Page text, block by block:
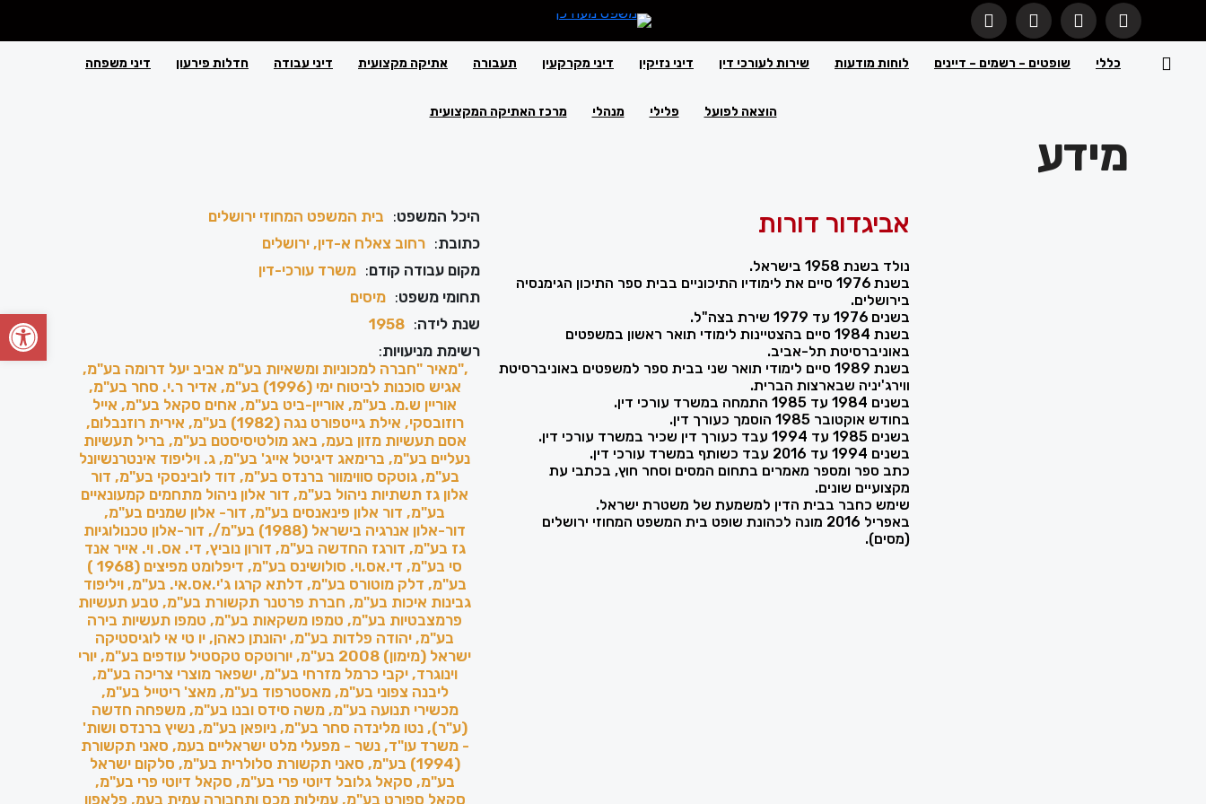
כללי שופטים – רשמים – דיינים לוחות מודעות שירות לעורכי דין דיני נזיקין דיני מקרקעין תעבורה אתיקה מקצועית דיני עבודה חדלות פירעון דיני משפחה
הוצאה לפועל פלילי מנהלי מרכז האתיקה המקצועית
מידע
אביגדור דורות
נולד בשנת 1958 בישראל.
בשנת 1976 סיים את לימודיו התיכוניים בבית ספר התיכון הגימנסיה
בירושלים.
בשנים 1976 עד 1979 שירת בצה"ל.
בשנת 1984 סיים בהצטיינות לימודי תואר ראשון במשפטים
באוניברסיטת תל-אביב.
בשנת 1989 סיים לימודי תואר שני בבית ספר למשפטים באוניברסיטת
ווירג'יניה שבארצות הברית.
בשנים 1984 עד 1985 התמחה במשרד עורכי דין.
בחודש אוקטובר 1985 הוסמך כעורך דין.
בשנים 1985 עד 1994 עבד כעורך דין שכיר במשרד עורכי דין.
בשנים 1994 עד 2016 עבד כשותף במשרד עורכי דין.
כתב ספר ומספר מאמרים בתחום המסים וסחר חוץ, בכתבי עת
מקצועיים שונים.
שימש כחבר בבית הדין למשמעת של משטרת ישראל.
באפריל 2016 מונה לכהונת שופט בית המשפט המחוזי ירושלים
(מסים).
היכל המשפט: בית המשפט המחוזי ירושלים
כתובת: רחוב צאלח א-דין, ירושלים
מקום עבודה קודם: משרד עורכי-דין
תחומי משפט: מיסים
שנת לידה:
1958
רשימת מניעויות:
,"מאיר "חברה למכוניות ומשאיות בע"מ אביב יעל דרומה בע"מ,
אגיש סוכנות לביטוח ימי (1996) בע"מ, אדיר ר.י. סחר בע"מ,
אוריין ש.מ. בע"מ, אוריין-ביט בע"מ, אחים סקאל בע"מ, אייל
רוזובסקי, אילת גייטפורט נגה (1982) בע"מ, אירית רוזנבלום,
אסם תעשיות מזון בעמ, באג מולטיסיסטם בע"מ, בריל תעשיות
נעליים בע"מ, ברימאג דיגיטל אייג' בע"מ, ג. ויליפוד אינטרנשיונל
בע"מ, גוטקס סווימוור ברנדס בע"מ, דוד לובינסקי בע"מ, דור
אלון גז תשתיות ניהול בע"מ, דור אלון ניהול מתחמים קמעונאיים
בע"מ, דור אלון פינאנסים בע"מ, דור- אלון שמנים בע"מ,
דור-אלון אנרגיה בישראל (1988) בע"מ/, דור-אלון טכנולוגיות
גז בע"מ, דורגז החדשה בע"מ, דורון נוביץ, די. אס. וי. אייר אנד
סי בע"מ, די.אס.וי. סולושינס בע"מ, דיפלומט מפיצים (1968 )
בע"מ, דלק מוטורס בע"מ, דלתא קרגו ג'י.אס.אי. בע"מ, ויליפוד
גבינות איכות בע"מ, חברת פרטנר תקשורת בע"מ, טבע תעשיות
פרמצבטיות בע"מ, טמפו משקאות בע"מ, טמפו תעשיות בירה
בע"מ, יהודה פלדות בע"מ, יהונתן כאהן, יו טי אי לוגיסטיקה
ישראל (מימון) 2008 בע"מ, יורוטקס טקסטיל עודפים בע"מ, יורי
וינוגרד, יקבי כרמל מזרחי בע"מ, ישפאר מוצרי צריכה בע"מ,
ליבנה צפוני בע"מ, מאסטרפוד בע"מ, מאצ' ריטייל בע"מ,
מכשירי תנועה בע"מ, משה סידס ובנו בע"מ, משפחה חדשה
(ע"ר), נטו מלינדה סחר בע"מ, ניופאן בע"מ, נשיץ ברנדס ושות'
- משרד עו"ד, נשר - מפעלי מלט ישראליים בעמ, סאני תקשורת
(1994) בע"מ, סאני תקשורת סלולרית בע"מ, סלקום ישראל
בע"מ, סקאל גלובל דיוטי פרי בע"מ, סקאל דיוטי פרי בע"מ,
סקאל ספורט בע"מ, עמילות מכס ותחבורה עמית בעמ, פלאפון
פתח